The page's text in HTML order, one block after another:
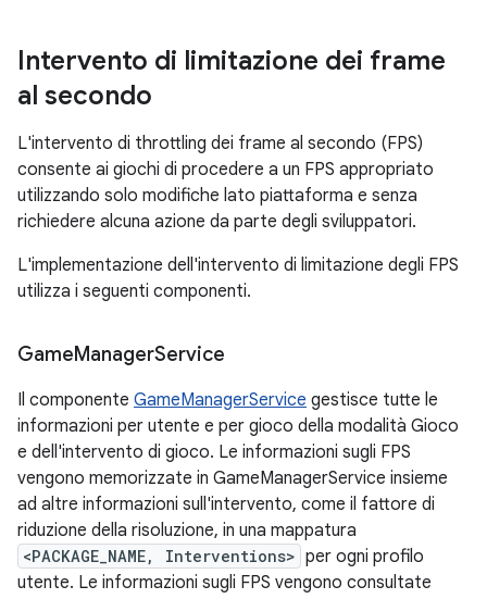
Intervento di limitazione dei frame
al secondo
L'intervento di throttling dei frame al secondo (FPS)
consente ai giochi di procedere a un FPS appropriato
utilizzando solo modifiche lato piattaforma e senza
richiedere alcuna azione da parte degli sviluppatori.
L'implementazione dell'intervento di limitazione degli FPS
utilizza i seguenti componenti.
GameManagerService
Il componente GameManagerService gestisce tutte le
informazioni per utente e per gioco della modalità Gioco
e dell'intervento di gioco. Le informazioni sugli FPS
vengono memorizzate in GameManagerService insieme
ad altre informazioni sull'intervento, come il fattore di
riduzione della risoluzione, in una mappatura
<PACKAGE_NAME, Interventions> per ogni profilo
utente. Le informazioni sugli FPS vengono consultate